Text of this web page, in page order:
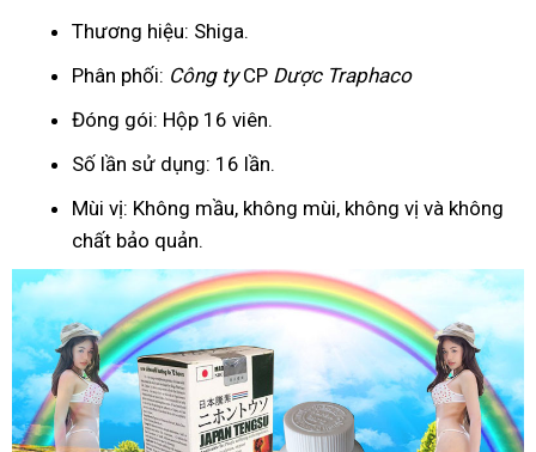
Thương hiệu: Shiga.
Phân phối: Công tyCP Dược Traphaco
Đóng gói: Hộp 16 viên.
Số lần sử dụng: 16 lần.
Mùi vị: Không mầu, không mùi, không vị và không
chất bảo quản.